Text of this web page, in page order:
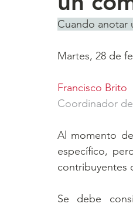
Cuando anotar
Martes, 28 de
Francisco Brito
Coordinador
Al momento
específico,
contribuyentes
Se debe